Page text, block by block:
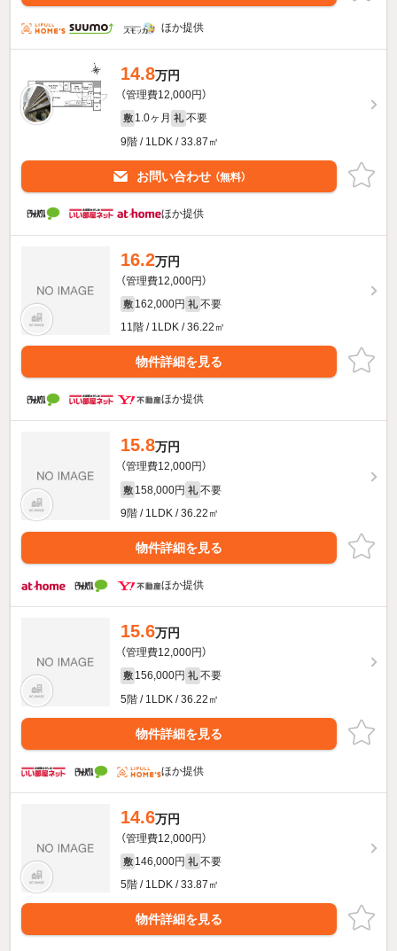
ほか提供
14.8万円
（管理費12,000円）
敷 1.0ヶ月 礼 不要
9階 / 1LDK / 33.87㎡
お問い合わせ （無料）
ほか提供
16.2万円
（管理費12,000円）
敷 162,000円 礼 不要
11階 / 1LDK / 36.22㎡
物件詳細を見る
ほか提供
15.8万円
（管理費12,000円）
敷 158,000円 礼 不要
9階 / 1LDK / 36.22㎡
物件詳細を見る
ほか提供
15.6万円
（管理費12,000円）
敷 156,000円 礼 不要
5階 / 1LDK / 36.22㎡
物件詳細を見る
ほか提供
14.6万円
（管理費12,000円）
敷 146,000円 礼 不要
5階 / 1LDK / 33.87㎡
物件詳細を見る